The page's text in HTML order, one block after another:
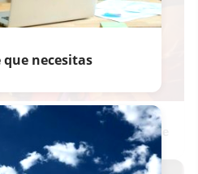
la vieja escuela ¡Cómo los de
que necesitas